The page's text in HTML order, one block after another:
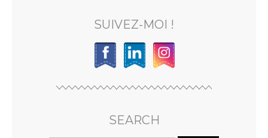
SUIVEZ-MOI !
SEARCH